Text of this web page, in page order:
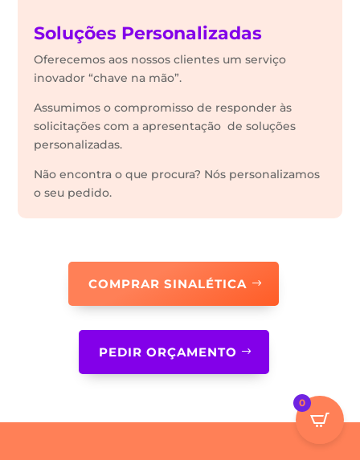
Soluções Personalizadas
Oferecemos aos nossos clientes um serviço
inovador “chave na mão”.
Assumimos o compromisso de responder às
solicitações com a apresentação de soluções
personalizadas.
Não encontra o que procura? Nós personalizamos
o seu pedido.
COMPRAR SINALÉTICA
PEDIR ORÇAMENTO
0